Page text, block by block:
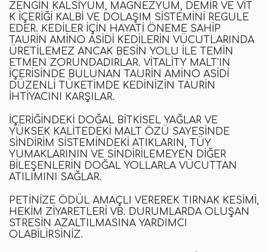
ZENGIN KALSIYUM, MAGNEZYUM, DEMIR VE VIT
K IÇERIĞI KALBI VE DOLAŞIM SISTEMINI REGULE
EDER. KEDILER IÇIN HAYATI ÖNEME SAHIP
TAURIN AMINO ASIDI KEDILERIN VÜCUTLARINDA
ÜRETILEMEZ ANCAK BESIN YOLU ILE TEMIN
ETMEN ZORUNDADIRLAR. VITALITY MALT'IN
IÇERISINDE BULUNAN TAURIN AMINO ASIDI
DÜZENLI TÜKETIMDE KEDINIZIN TAURIN
IHTIYACINI KARŞILAR.
İÇERIĞINDEKI DOĞAL BITKISEL YAĞLAR VE
YÜKSEK KALITEDEKI MALT ÖZÜ SAYESINDE
SINDIRIM SISTEMINDEKI ATIKLARIN, TÜY
YUMAKLARININ VE SINDIRILEMEYEN DIĞER
BILEŞENLERIN DOĞAL YOLLARLA VÜCUTTAN
ATILIMINI SAĞLAR.
PETINIZE ÖDÜL AMAÇLI VEREREK TIRNAK KESIMI,
HEKIM ZIYARETLERI VB. DURUMLARDA OLUŞAN
STRESIN AZALTILMASINA YARDIMCI
OLABILIRSINIZ.